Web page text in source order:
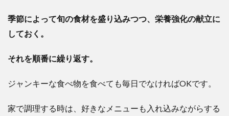
季節によって旬の食材を盛り込みつつ、栄養強化の献立に
しておく。
それを順番に繰り返す。
ジャンキーな食べ物を食べても毎日でなければOKです。
家で調理する時は、好きなメニューも入れ込みながらする